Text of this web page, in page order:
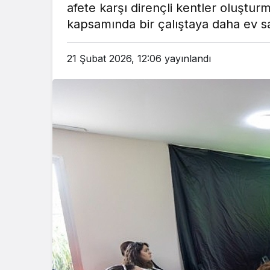
afete karşı dirençli kentler
kapsamında bir çalıştaya daha ev
21 Şubat 2026, 12:06 yayınlandı
3 ay önce
Bakanı, Kahraman Polisleri
Ziyaret Etti
Gündem
3 ay
Yunanistan’da